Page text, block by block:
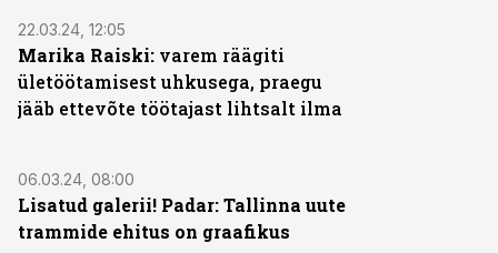
22.03.24, 12:05
Marika Raiski: varem räägiti
ületöötamisest uhkusega, praegu
jääb ettevõte töötajast lihtsalt ilma
06.03.24, 08:00
Lisatud galerii! Padar: Tallinna uute
trammide ehitus on graafikus